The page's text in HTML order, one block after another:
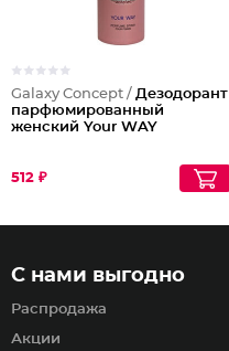
Galaxy Concept / Дезодорант
парфюмированный
женский Your WAY
512 ₽
С нами выгодно
Распродажа
Акции